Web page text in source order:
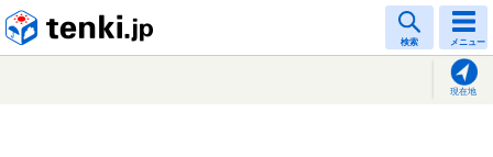
検索 メニュー
現在地